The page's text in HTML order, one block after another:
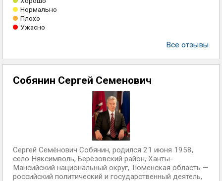
Нормально
Плохо
Ужасно
Все отзывы
Собянин Сергей Семенович
Сергей Семёнович Собянин, родился 21 июня 1958,
село Няксимволь, Берёзовский район, Ханты-
Мансийский национальный округ, Тюменская область —
российский политический и государственный деятель,